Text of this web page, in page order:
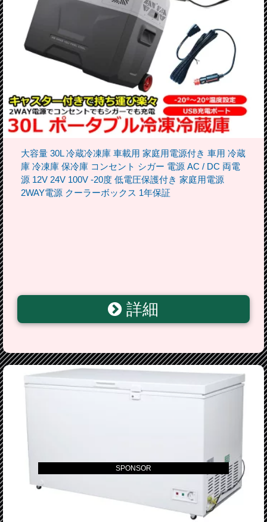
大容量 30L 冷蔵冷凍庫 車載用 家庭用電源付き 車用 冷蔵
庫 冷凍庫 保冷庫 コンセント シガー 電源 AC / DC 両電
源 12V 24V 100V -20度 低電圧保護付き 家庭用電源
2WAY電源 クーラーボックス 1年保証
詳細
SPONSOR